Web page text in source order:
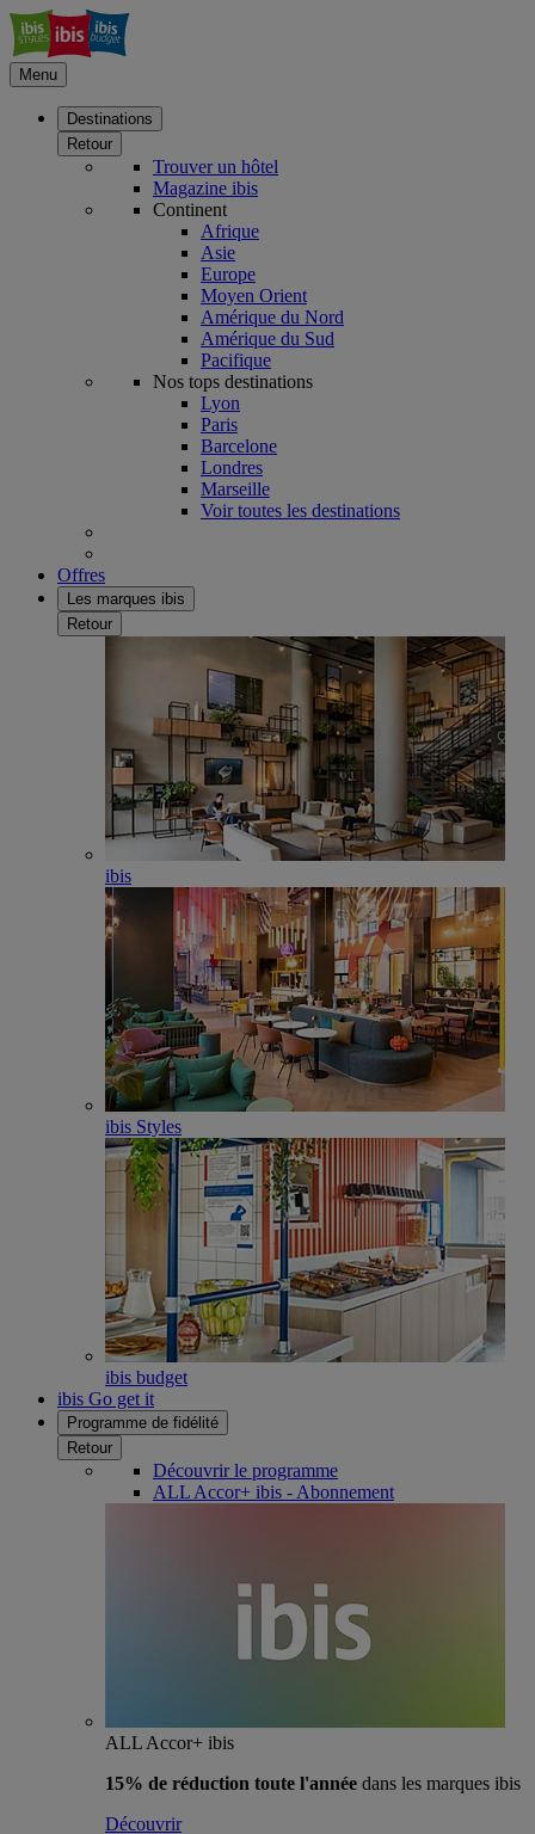
Menu
Destinations
Retour
Trouver un hôtel
Magazine ibis
Continent
Afrique
Asie
Europe
Moyen Orient
Amérique du Nord
Amérique du Sud
Pacifique
Nos tops destinations
Lyon
Paris
Barcelone
Londres
Marseille
Voir toutes les destinations
Offres
Les marques ibis
Retour
ibis
ibis Styles
ibis budget
ibis Go get it
Programme de fidélité
Retour
Découvrir le programme
ALL Accor+ ibis - Abonnement
ALL Accor+ ibis
15% de réduction toute l'année dans les marques ibis
Découvrir